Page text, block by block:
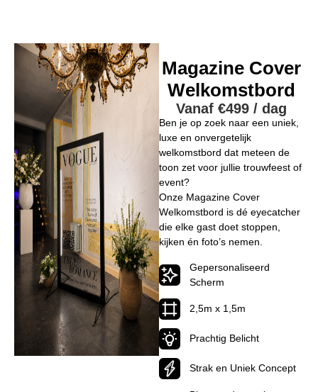
Magazine Cover
Welkomstbord
Vanaf €499 / dag
Ben je op zoek naar een uniek,
luxe en onvergetelijk
welkomstbord dat meteen de
toon zet voor jullie trouwfeest of
event?
Onze Magazine Cover
Welkomstbord is dé eyecatcher
die elke gast doet stoppen,
kijken én foto’s nemen.
Gepersonaliseerd
Prachtig Belicht
Strak en Uniek Concept